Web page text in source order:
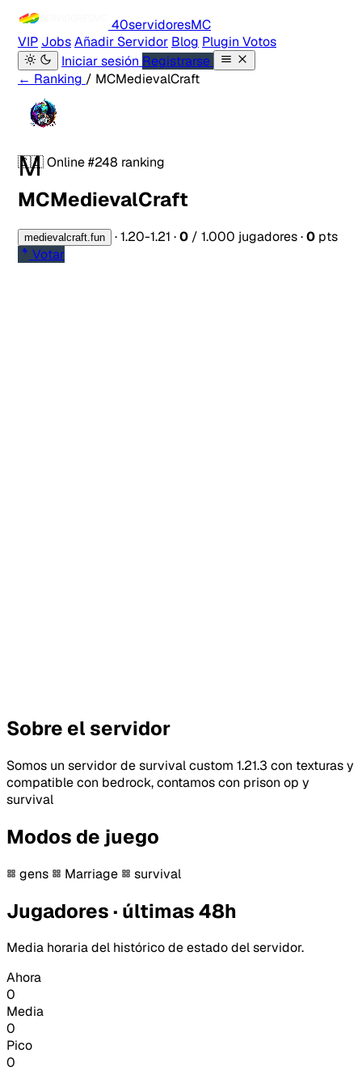
40servidoresMC
VIP JobsAñadir Servidor Blog Plugin Votos
Iniciar sesión Registrarse
← Ranking / MCMedievalCraft
M
🇨🇱Online#248 ranking
MCMedievalCraft
medievalcraft.fun ·1.20-1.21 ·0 / 1.000 jugadores·0 pts
Votar
Sobre el servidor
Somos un servidor de survival custom 1.21.3 con texturas y
compatible con bedrock, contamos con prison op y
survival
Modos de juego
gens Marriage survival
Jugadores · últimas 48h
Media horaria del histórico de estado del servidor.
Ahora
0
Media
0
Pico
0